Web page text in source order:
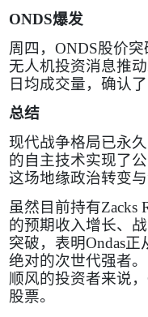
ONDS爆发
周四， ONDS股价
无人机投资消息推动
日均成交量，确认
总结
现代战争格局已永
的自主技术实现了公
这场地缘政治转变
虽然目前持有Zacks
的预期收入增长、
突破，表明Ondas正
绝对的次世代强者
顺风的投资者来说，
股票。